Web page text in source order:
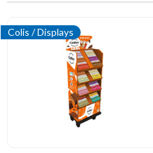
sucrée
Colis / Displays